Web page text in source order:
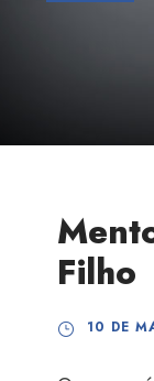
Filho
10 DE